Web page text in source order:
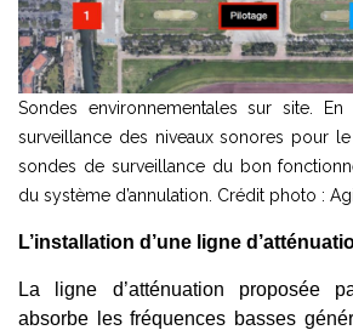
Sondes environnementales sur site.
surveillance des niveaux sonores pour
sondes de surveillance du bon
du système d’annulation. Crédit photo :
L’installation d’une ligne
La ligne d’atténuation proposée
absorbe les fréquences basses